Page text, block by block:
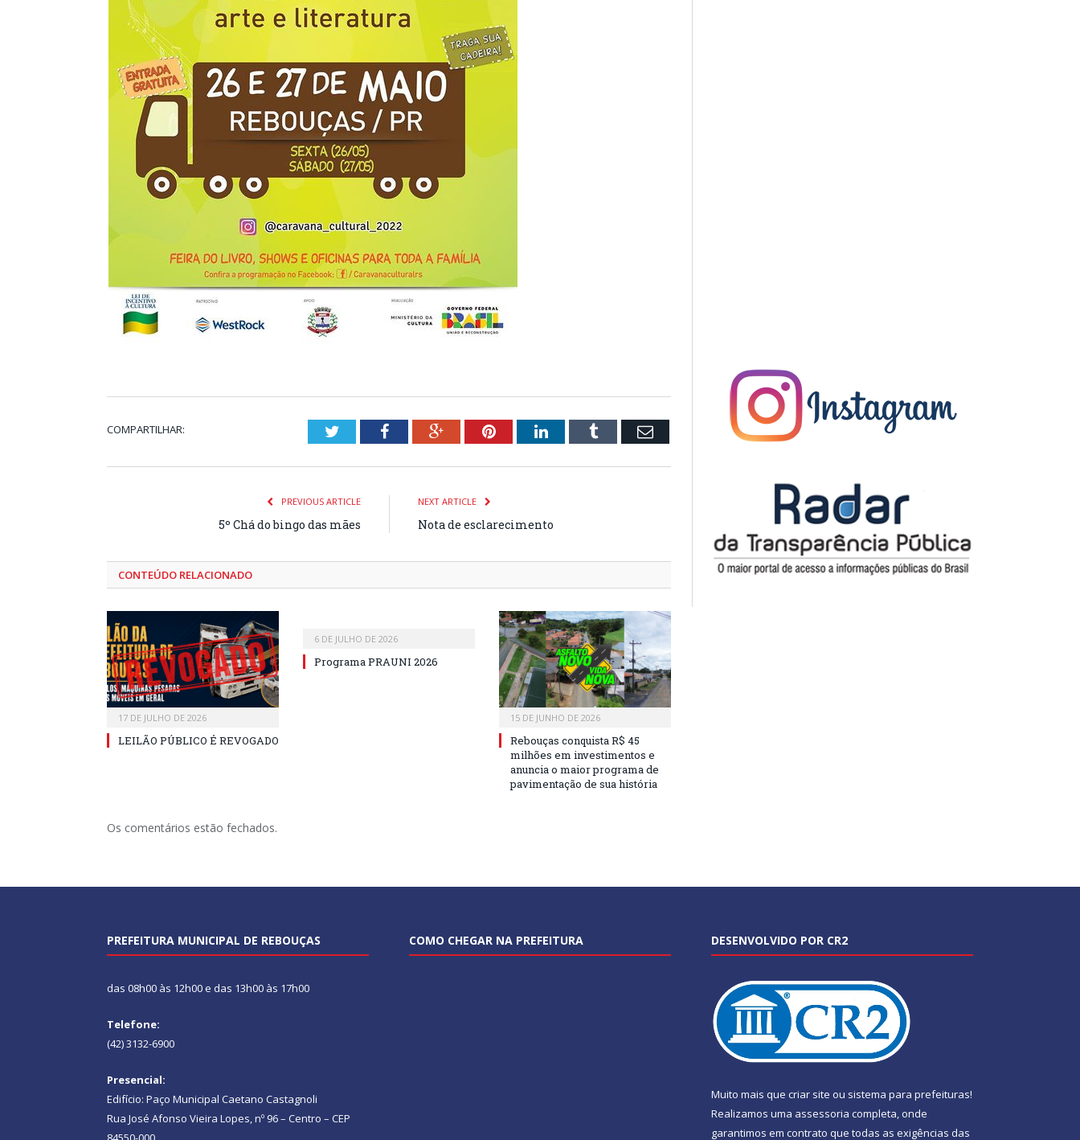
COMPARTILHAR: TwitterFacebookGoogle+PinterestLinkedInTumblr Email
PREVIOUS ARTICLE
5º Chá do bingo das mães
NEXT ARTICLE
Nota de esclarecimento
CONTEÚDO RELACIONADO
17 DE JULHO DE 2026
LEILÃO PÚBLICO É REVOGADO
6 DE JULHO DE 2026
Programa PRAUNI 2026
15 DE JUNHO DE 2026
Rebouças conquista R$ 45
milhões em investimentos e
anuncia o maior programa de
pavimentação de sua história
Os comentários estão fechados.
PREFEITURA MUNICIPAL DE REBOUÇAS
das 08h00 às 12h00 e das 13h00 às 17h00
Telefone:
(42) 3132-6900
Presencial:
Edifício: Paço Municipal Caetano Castagnoli
Rua José Afonso Vieira Lopes, nº 96 – Centro – CEP
COMO CHEGAR NA PREFEITURA DESENVOLVIDO POR CR2
Muito mais que criar site ou sistema para prefeituras!
Realizamos uma assessoria completa, onde
garantimos em contrato que todas as exigências das